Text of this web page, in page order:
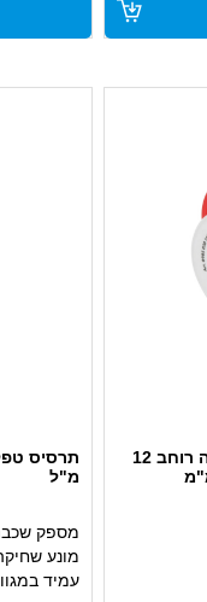
סרט טפלון מיוחד FRP לאטימה רוחב 12
מ"ל
מספק
מונע
עמיד